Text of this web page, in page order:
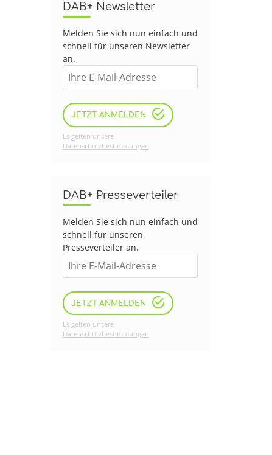
DAB+ Newsletter
Melden Sie sich nun einfach und
schnell für unseren Newsletter
an.
JETZT ANMELDEN
Es gelten unsere
Datenschutzbestimmungen
DAB+ Presseverteiler
Melden Sie sich nun einfach und
schnell für unseren
Presseverteiler an.
JETZT ANMELDEN
Es gelten unsere
Datenschutzbestimmungen.